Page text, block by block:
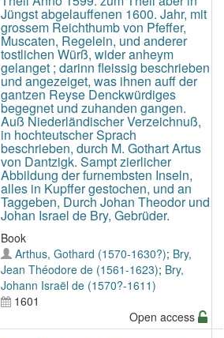
Jüngst abgelauffenen 1600. Jahr, mit
grossem Reichthumb von Pfeffer,
Muscaten, Regelein, und anderer
tostlichen Würß, wider anheym
gelanget ; darinn fleissig beschrieben
und angezeiget, was ihnen auff der
gantzen Reyse Denckwürdiges
begegnet und zuhanden gangen.
Auß Niederländischer Verzeichnuß,
in hochteutscher Sprach
beschrieben, durch M. Gothart Artus
von Dantzigk. Sampt zierlicher
Abbildung der furnembsten Inseln,
alles in Kupffer gestochen, und an
Taggeben, Durch Johan Theodor und
Johan Israel de Bry, Gebrüder.
Book
Arthus, Gothard (1570-1630?); Bry,
Jean Théodore de (1561-1623); Bry,
Johann Israël de (1570?-1611)
1601
Open access